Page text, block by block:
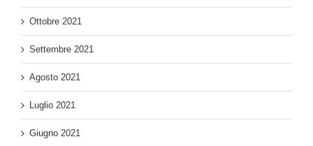
Ottobre 2021
Settembre 2021
Agosto 2021
Luglio 2021
Giugno 2021